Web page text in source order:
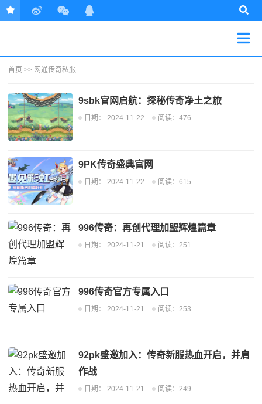
首页 >> 网通传奇私服
9sbk官网启航：探秘传奇净土之旅
日期： 2024-11-22 阅读：476
9PK传奇盛典官网
日期： 2024-11-22 阅读：615
996传奇：再创代理加盟辉煌篇章
日期： 2024-11-21 阅读：251
996传奇官方专属入口
日期： 2024-11-21 阅读：253
92pk盛邀加入：传奇新服热血开启，并肩
作战
日期： 2024-11-21 阅读：249